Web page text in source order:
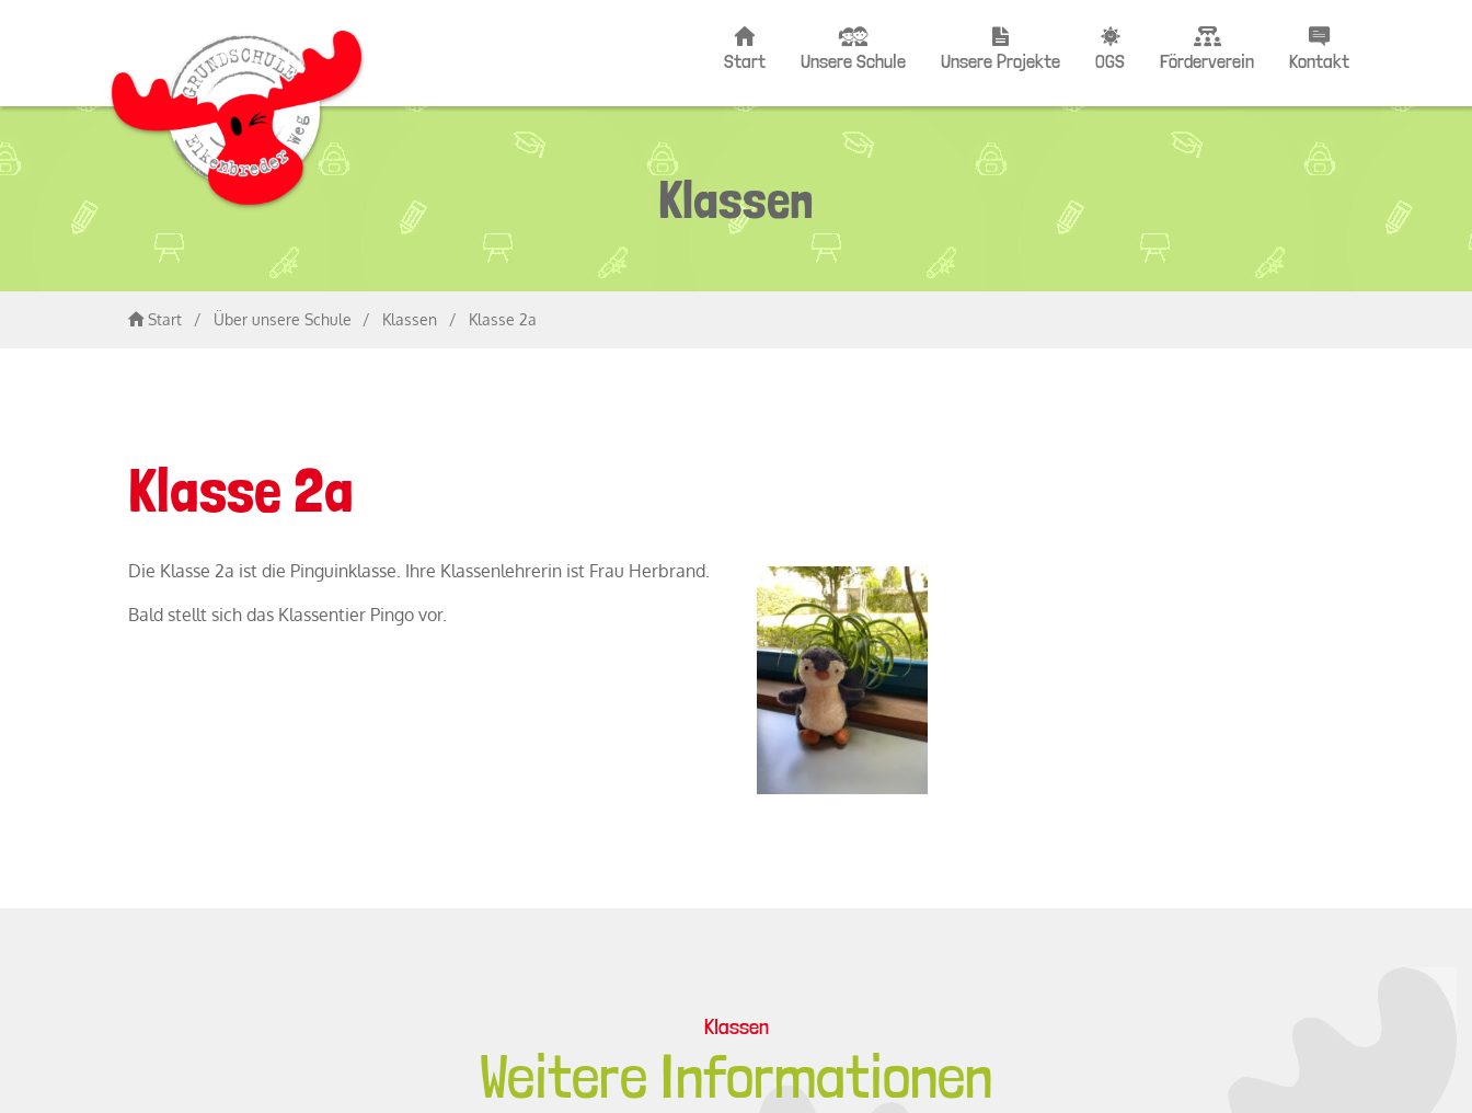
Klassen
Start Unsere Schule
Kollegium
Schulsozialarbeit
Elterninfo
Schulregeln
Konzepte
Unsere Projekte
Fit 4 Future
Schule ohne Rassismus
Unser Patenkind
Lesewerkstatt
OGS
Anmeldeformulare
Kontaktdaten
Förderverein
Beitrittserklärung
Kontakt
Veranstaltungen
Start / Über unsere Schule / Klassen / Klasse 2a
Klasse 2a
Die Klasse 2a ist die Pinguinklasse. Ihre Klassenlehrerin ist Frau Herbrand.
Bald stellt sich das Klassentier Pingo vor.
Klassen
Weitere Informationen